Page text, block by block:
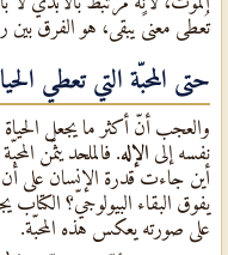
تُعطى معنىً يبقى، هو الفرق بين
حتى المحبّة التي تعطي
والعجب أنّ أكثر ما يجعل
نفسه إلى الإله. فالملحد يثمّن
أين جاءت قدرة الإنسان على أن
يفوق البقاء البيولوجيّ؟
على صورته يعكس هذه المحبّة.